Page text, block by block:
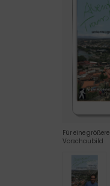
Für eine
Vorschaubild